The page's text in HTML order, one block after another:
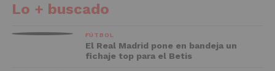
Lo + buscado
FÚTBOL
El Real Madrid pone en bandeja un
fichaje top para el Betis